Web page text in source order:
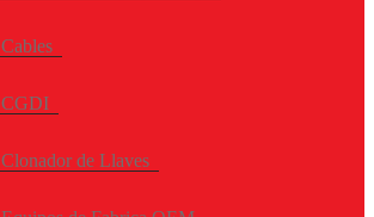
Cables
CGDI
Clonador de Llaves